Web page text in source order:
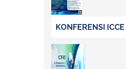
KONFERENSI ICCE